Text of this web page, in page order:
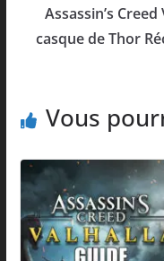
Assassin’s
casque de Thor
Vous